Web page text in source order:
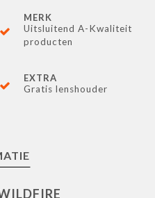
MERK
Uitsluitend A-Kwaliteit
producten
EXTRA
Gratis lenshouder